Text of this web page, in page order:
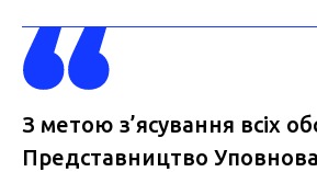
З метою з’ясування всіх
Представництво